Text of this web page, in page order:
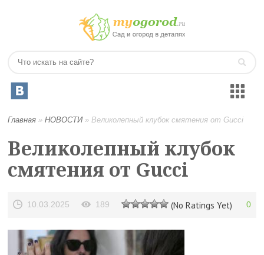
Главная »НОВОСТИ»Великолепный клубок смятения от Gucci
Великолепный клубок
смятения от Gucci
10.03.2025 189 (No Ratings Yet) 0